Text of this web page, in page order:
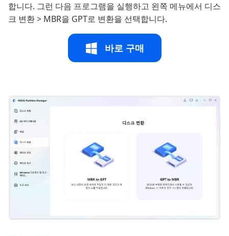
합니다. 그런 다음 프로그램을 실행하고 왼쪽 메뉴에서 디스
크 변환 > MBR을 GPT로 변환을 선택합니다.
바로 구매